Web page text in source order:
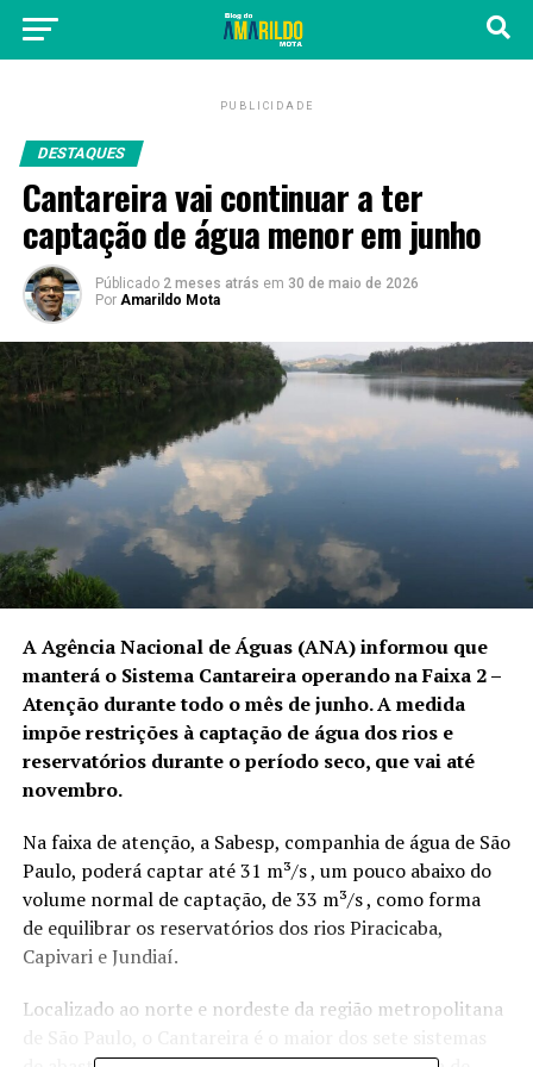
PUBLICIDADE
DESTAQUES
Cantareira vai continuar a ter
captação de água menor em junho
Públicado 2 meses atrás em 30 de maio de 2026
Por Amarildo Mota
A Agência Nacional de Águas (ANA) informou que
manterá o Sistema Cantareira operando na Faixa 2 –
Atenção durante todo o mês de junho. A medida
impõe restrições à captação de água dos rios e
reservatórios durante o período seco, que vai até
novembro.
Na faixa de atenção, a Sabesp, companhia de água de São
Paulo, poderá captar até 31 m³/s , um pouco abaixo do
volume normal de captação, de 33 m³/s , como forma
de equilibrar os reservatórios dos rios Piracicaba,
Capivari e Jundiaí.
Localizado ao norte e nordeste da região metropolitana